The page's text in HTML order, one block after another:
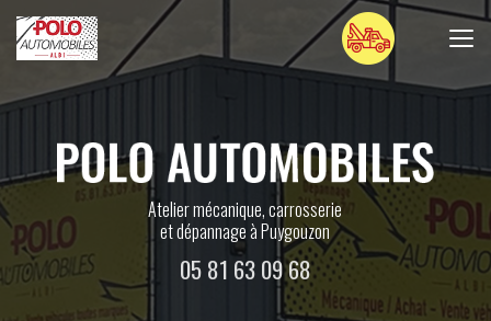
au
contenu
Atelier mécanique, carrosserie
et dépannage à Puygouzon
05 81 63 09 68